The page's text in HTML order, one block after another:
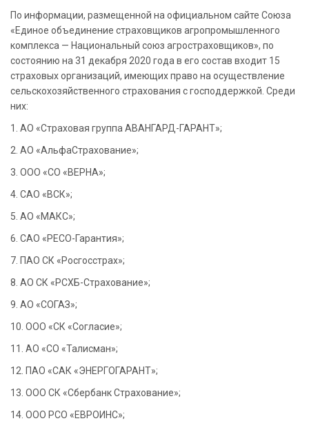
По информации, размещенной на официальном сайте Союза
«Единое объединение страховщиков агропромышленного
комплекса — Национальный союз агростраховщиков», по
состоянию на 31 декабря 2020 года в его состав входит 15
страховых организаций, имеющих право на осуществление
сельскохозяйственного страхования с господдержкой. Среди
них:
1. АО «Страховая группа АВАНГАРД-ГАРАНТ»;
2. АО «АльфаСтрахование»;
3. ООО «СО «ВЕРНА»;
4. САО «ВСК»;
5. АО «МАКС»;
6. САО «РЕСО-Гарантия»;
7. ПАО СК «Росгосстрах»;
8. АО СК «РСХБ-Страхование»;
9. АО «СОГАЗ»;
10. ООО «СК «Согласие»;
11. АО «СО «Талисман»;
12. ПАО «САК «ЭНЕРГОГАРАНТ»;
13. ООО СК «Сбербанк Страхование»;
14. ООО РСО «ЕВРОИНС»;